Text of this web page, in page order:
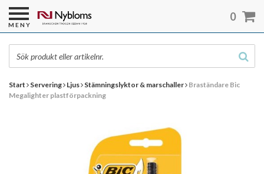
Start Servering Ljus Stämningslyktor & marschaller Braständare Bic
Megalighter plastförpackning
MENY
0